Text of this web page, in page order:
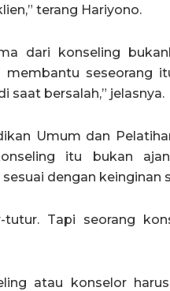
terang Hariyono.
dari konseling
membantu seseorang
saat bersalah,” jelasnya.
Umum dan
itu bukan
dengan keinginan
Tapi seorang
atau konselor